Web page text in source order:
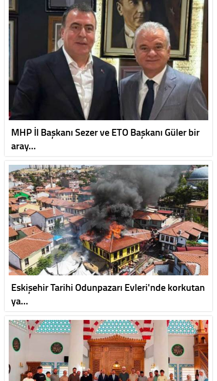
MHP İl Başkanı Sezer ve ETO Başkanı Güler bir
aray…
Eskişehir Tarihi Odunpazarı Evleri'nde korkutan
ya…